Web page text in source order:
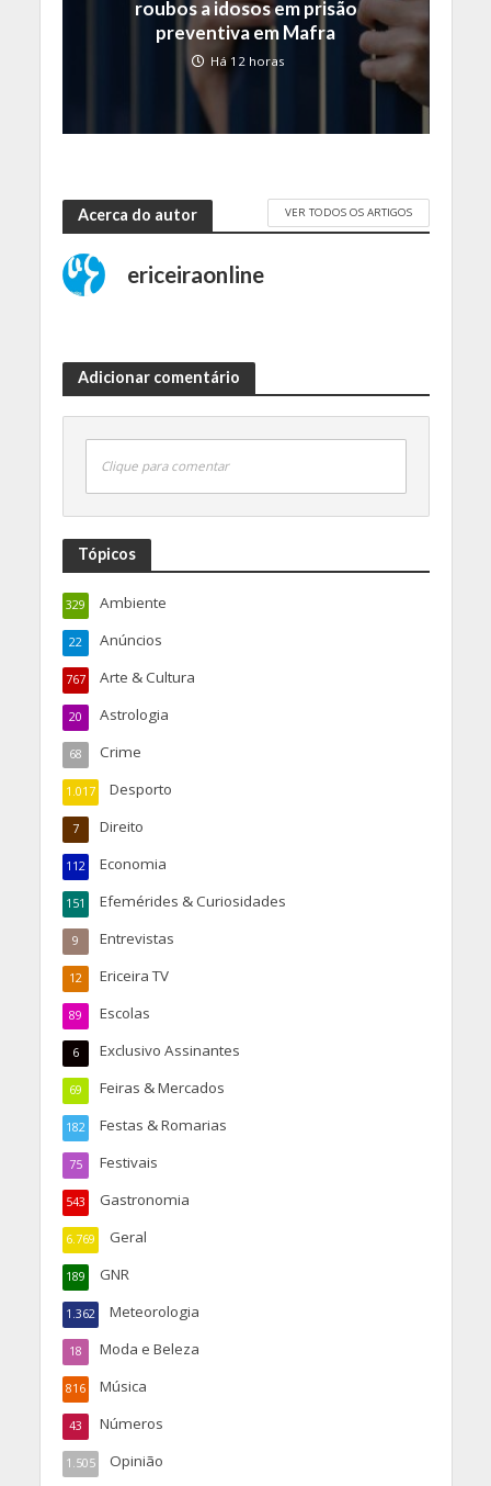
roubos a idosos em prisão
preventiva em Mafra
Há 12 horas
Acerca do autor VER TODOS OS ARTIGOS
ericeiraonline
Adicionar comentário
Clique para comentar
Tópicos
Ambiente
329
Anúncios
22
Arte & Cultura
767
Astrologia
20
Crime
68
Desporto
1.017
Direito
7
Economia
112
Efemérides & Curiosidades
151
Entrevistas
9
Ericeira TV
12
Escolas
89
Exclusivo Assinantes
6
Feiras & Mercados
69
Festas & Romarias
182
Festivais
75
Gastronomia
543
Geral
6.769
GNR
189
Meteorologia
1.362
Moda e Beleza
18
Música
816
Números
43
Opinião
1.505